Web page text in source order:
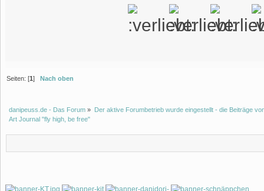
Seiten: [1]Nach oben
danipeuss.de - Das Forum » Der aktive Forumbetrieb wurde eingestellt - die Beiträge
Art Journal "fly high, be free"